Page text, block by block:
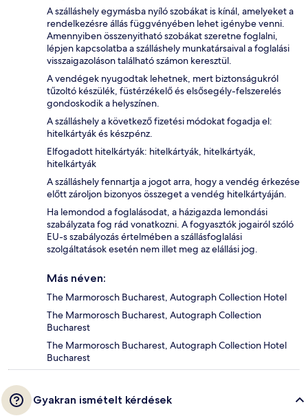
A szálláshely egymásba nyíló szobákat is kínál, amelyeket a
rendelkezésre állás függvényében lehet igénybe venni.
Amennyiben összenyitható szobákat szeretne foglalni,
lépjen kapcsolatba a szálláshely munkatársaival a foglalási
visszaigazoláson található számon keresztül.
A vendégek nyugodtak lehetnek, mert biztonságukról
tűzoltó készülék, füstérzékelő és elsősegély-felszerelés
gondoskodik a helyszínen.
A szálláshely a következő fizetési módokat fogadja el:
hitelkártyák és készpénz.
Elfogadott hitelkártyák: hitelkártyák, hitelkártyák,
hitelkártyák
A szálláshely fennartja a jogot arra, hogy a vendég érkezése
előtt zároljon bizonyos összeget a vendég hitelkártyáján.
Ha lemondod a foglalásodat, a házigazda lemondási
szabályzata fog rád vonatkozni. A fogyasztók jogairól szóló
EU-s szabályozás értelmében a szállásfoglalási
szolgáltatások esetén nem illet meg az elállási jog.
Más néven:
The Marmorosch Bucharest, Autograph Collection Hotel
The Marmorosch Bucharest, Autograph Collection
Bucharest
The Marmorosch Bucharest, Autograph Collection Hotel
Bucharest
Gyakran ismételt kérdések